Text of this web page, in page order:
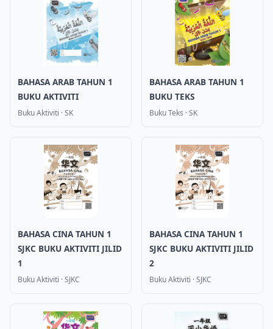
BAHASA ARAB TAHUN 1
BUKU AKTIVITI
Buku Aktiviti ·SK
BAHASA ARAB TAHUN 1
BUKU TEKS
Buku Teks ·SK
BAHASA CINA TAHUN 1
SJKC BUKU AKTIVITI JILID
1
Buku Aktiviti ·SJKC
BAHASA CINA TAHUN 1
SJKC BUKU AKTIVITI JILID
2
Buku Aktiviti ·SJKC